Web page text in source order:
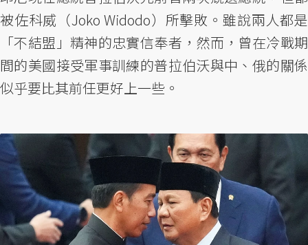
被佐科威（Joko Widodo）所擊敗。雖說兩人都是
「不結盟」精神的忠實信奉者，然而，曾在冷戰期
間的美國接受軍事訓練的普拉伯沃與中、俄的關係
似乎要比其前任更好上一些。